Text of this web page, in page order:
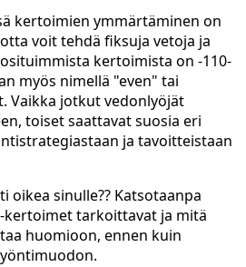
kertoimien ymmärtäminen on
voit tehdä fiksuja vetoja ja
kertoimista on -110-
myös nimellä "even" tai
Vaikka jotkut vedonlyöjät
toiset saattavat suosia eri
ja tavoitteistaan
oikea sinulle?? Katsotaanpa
kertoimet tarkoittavat ja mitä
huomioon, ennen kuin